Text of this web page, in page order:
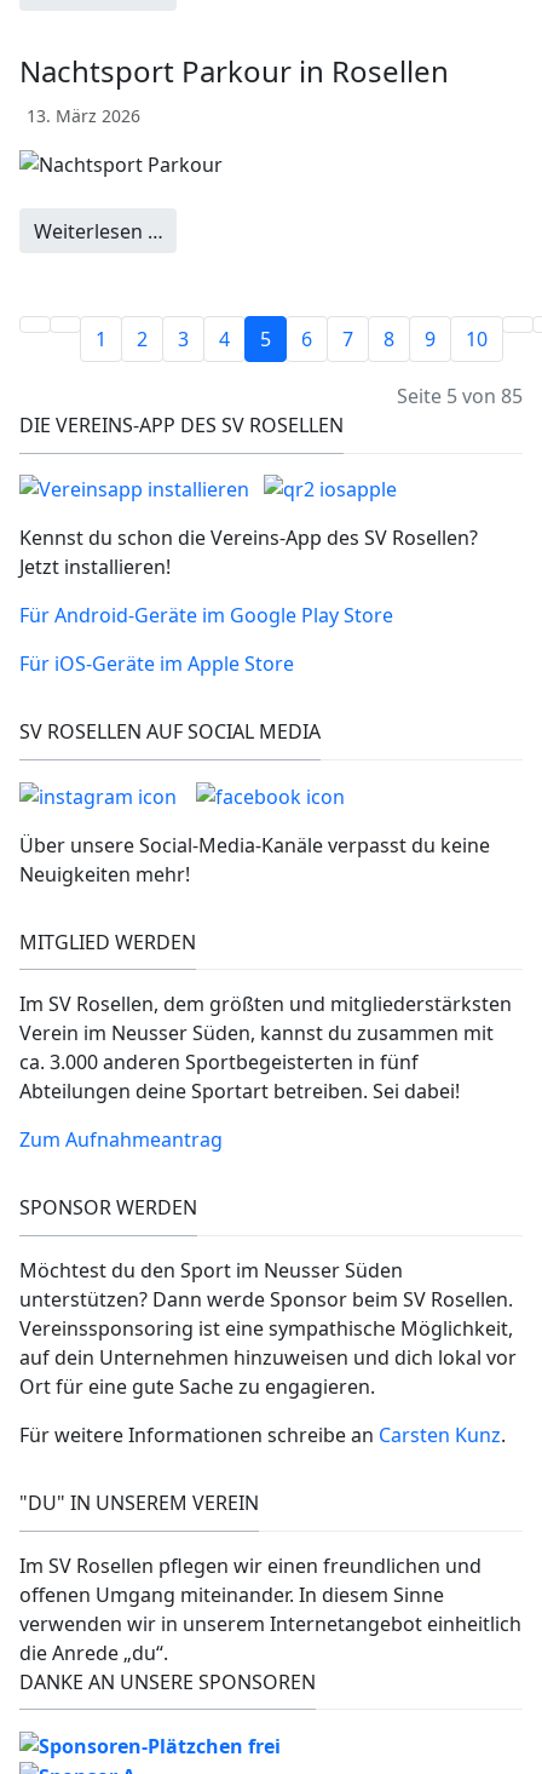
Nachtsport Parkour in Rosellen
13. März 2026
Weiterlesen …
1 2 3 4 5 6 7 8 9 10
Seite 5 von 85
DIE VEREINS-APP DES SV ROSELLEN
Kennst du schon die Vereins-App des SV Rosellen?
Jetzt installieren!
Für Android-Geräte im Google Play Store
Für iOS-Geräte im Apple Store
SV ROSELLEN AUF SOCIAL MEDIA
Über unsere Social-Media-Kanäle verpasst du keine
Neuigkeiten mehr!
MITGLIED WERDEN
Im SV Rosellen, dem größten und mitgliederstärksten
Verein im Neusser Süden, kannst du zusammen mit
ca. 3.000 anderen Sportbegeisterten in fünf
Abteilungen deine Sportart betreiben. Sei dabei!
Zum Aufnahmeantrag
SPONSOR WERDEN
Möchtest du den Sport im Neusser Süden
unterstützen? Dann werde Sponsor beim SV Rosellen.
Vereinssponsoring ist eine sympathische Möglichkeit,
auf dein Unternehmen hinzuweisen und dich lokal vor
Ort für eine gute Sache zu engagieren.
Für weitere Informationen schreibe an Carsten Kunz.
"DU" IN UNSEREM VEREIN
Im SV Rosellen pflegen wir einen freundlichen und
offenen Umgang miteinander. In diesem Sinne
verwenden wir in unserem Internetangebot einheitlich
die Anrede „du“.
DANKE AN UNSERE SPONSOREN